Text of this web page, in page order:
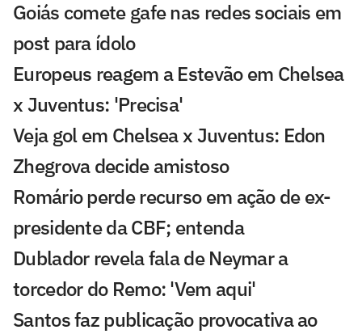
Goiás comete gafe nas redes sociais em
post para ídolo
Europeus reagem a Estevão em Chelsea
x Juventus: 'Precisa'
Veja gol em Chelsea x Juventus: Edon
Zhegrova decide amistoso
Romário perde recurso em ação de ex-
presidente da CBF; entenda
Dublador revela fala de Neymar a
torcedor do Remo: 'Vem aqui'
Santos faz publicação provocativa ao